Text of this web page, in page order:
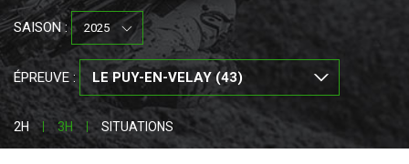
SAISON :
ÉPREUVE :
2H 3H SITUATIONS